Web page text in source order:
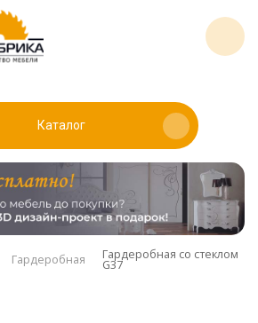
Каталог
Гардеробная Гардеробная со стеклом
G37